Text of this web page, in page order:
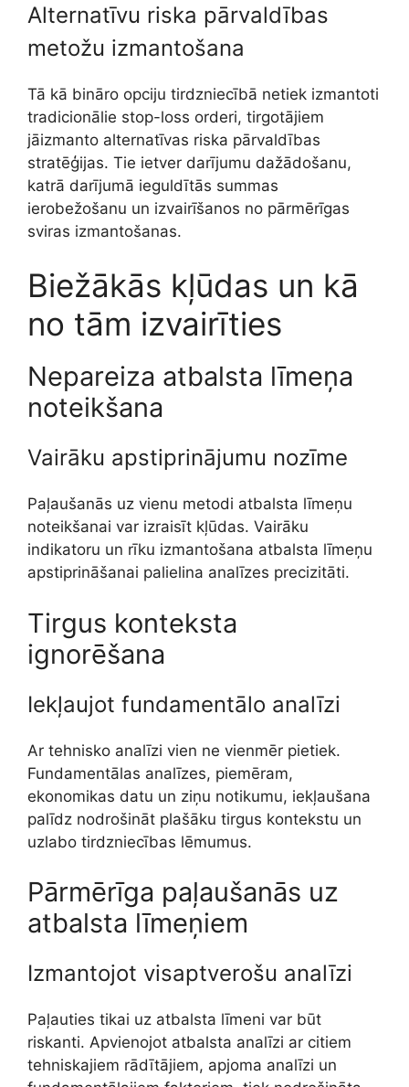
Alternatīvu riska pārvaldības
metožu izmantošana
Tā kā bināro opciju tirdzniecībā netiek izmantoti
tradicionālie stop-loss orderi, tirgotājiem
jāizmanto alternatīvas riska pārvaldības
stratēģijas. Tie ietver darījumu dažādošanu,
katrā darījumā ieguldītās summas
ierobežošanu un izvairīšanos no pārmērīgas
sviras izmantošanas.
Biežākās kļūdas un kā
no tām izvairīties
Nepareiza atbalsta līmeņa
noteikšana
Vairāku apstiprinājumu nozīme
Paļaušanās uz vienu metodi atbalsta līmeņu
noteikšanai var izraisīt kļūdas. Vairāku
indikatoru un rīku izmantošana atbalsta līmeņu
apstiprināšanai palielina analīzes precizitāti.
Tirgus konteksta
ignorēšana
Iekļaujot fundamentālo analīzi
Ar tehnisko analīzi vien ne vienmēr pietiek.
Fundamentālas analīzes, piemēram,
ekonomikas datu un ziņu notikumu, iekļaušana
palīdz nodrošināt plašāku tirgus kontekstu un
uzlabo tirdzniecības lēmumus.
Pārmērīga paļaušanās uz
atbalsta līmeņiem
Izmantojot visaptverošu analīzi
Paļauties tikai uz atbalsta līmeni var būt
riskanti. Apvienojot atbalsta analīzi ar citiem
tehniskajiem rādītājiem, apjoma analīzi un